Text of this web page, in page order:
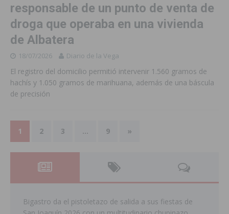
responsable de un punto de venta de
droga que operaba en una vivienda
de Albatera
18/07/2026 Diario de la Vega
El registro del domicilio permitió intervenir 1.560 gramos de
hachís y 1.050 gramos de marihuana, además de una báscula
de precisión
1 2 3 … 9 »
Bigastro da el pistoletazo de salida a sus fiestas de